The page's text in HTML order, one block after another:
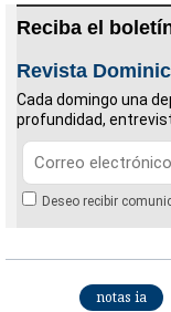
Reciba el
Revista
Cada domingo una
profundidad,
Deseo recibir
notas ia